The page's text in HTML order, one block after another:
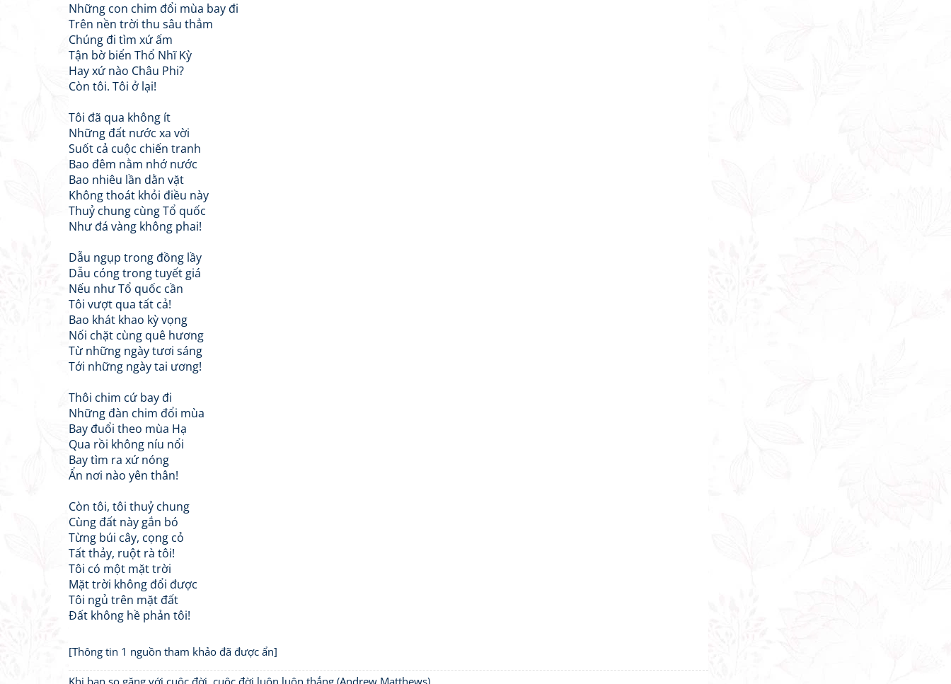
Những con chim đổi mùa bay đi
Trên nền trời thu sâu thẳm
Chúng đi tìm xứ ấm
Tận bờ biển Thổ Nhĩ Kỳ
Hay xứ nào Châu Phi?
Còn tôi. Tôi ở lại!
Tôi đã qua không ít
Những đất nước xa vời
Suốt cả cuộc chiến tranh
Bao đêm nằm nhớ nước
Bao nhiêu lần dằn vặt
Không thoát khỏi điều này
Thuỷ chung cùng Tổ quốc
Như đá vàng không phai!
Dẫu ngụp trong đồng lầy
Dẫu cóng trong tuyết giá
Nếu như Tổ quốc cần
Tôi vượt qua tất cả!
Bao khát khao kỳ vọng
Nối chặt cùng quê hương
Từ những ngày tươi sáng
Tới những ngày tai ương!
Thôi chim cứ bay đi
Những đàn chim đổi mùa
Bay đuổi theo mùa Hạ
Qua rồi không níu nổi
Bay tìm ra xứ nóng
Ẩn nơi nào yên thân!
Còn tôi, tôi thuỷ chung
Cùng đất này gắn bó
Từng búi cây, cọng cỏ
Tất thảy, ruột rà tôi!
Tôi có một mặt trời
Mặt trời không đổi được
Tôi ngủ trên mặt đất
Đất không hề phản tôi!
[Thông tin 1 nguồn tham khảo đã được ẩn]
Khi bạn so găng với cuộc đời, cuộc đời luôn luôn thắng (Andrew Matthews)